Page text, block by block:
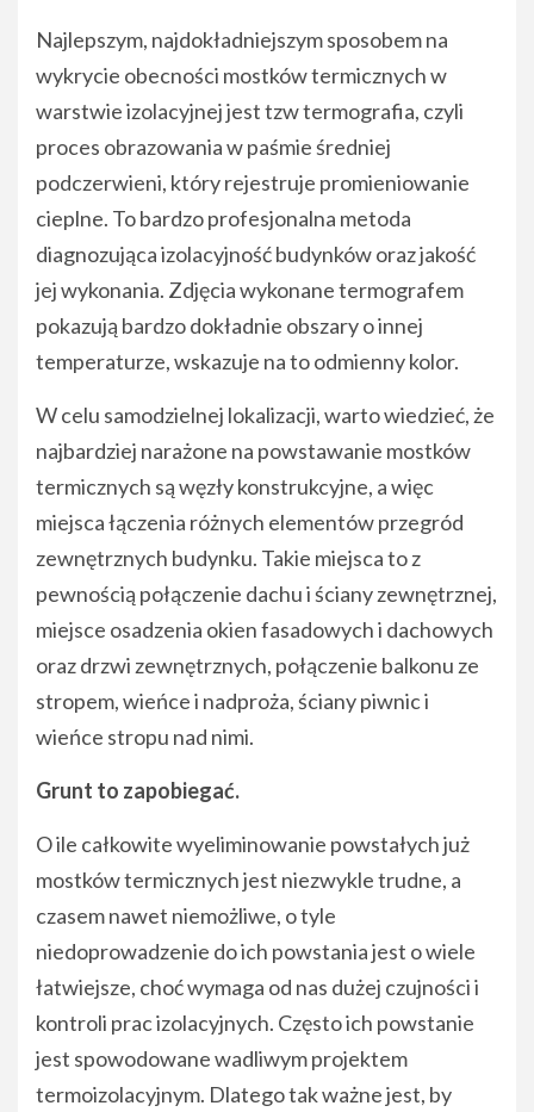
Najlepszym, najdokładniejszym sposobem na
wykrycie obecności mostków termicznych w
warstwie izolacyjnej jest tzw termografia, czyli
proces obrazowania w paśmie średniej
podczerwieni, który rejestruje promieniowanie
cieplne. To bardzo profesjonalna metoda
diagnozująca izolacyjność budynków oraz jakość
jej wykonania. Zdjęcia wykonane termografem
pokazują bardzo dokładnie obszary o innej
temperaturze, wskazuje na to odmienny kolor.
W celu samodzielnej lokalizacji, warto wiedzieć, że
najbardziej narażone na powstawanie mostków
termicznych są węzły konstrukcyjne, a więc
miejsca łączenia różnych elementów przegród
zewnętrznych budynku. Takie miejsca to z
pewnością połączenie dachu i ściany zewnętrznej,
miejsce osadzenia okien fasadowych i dachowych
oraz drzwi zewnętrznych, połączenie balkonu ze
stropem, wieńce i nadproża, ściany piwnic i
wieńce stropu nad nimi.
Grunt to zapobiegać.
O ile całkowite wyeliminowanie powstałych już
mostków termicznych jest niezwykle trudne, a
czasem nawet niemożliwe, o tyle
niedoprowadzenie do ich powstania jest o wiele
łatwiejsze, choć wymaga od nas dużej czujności i
kontroli prac izolacyjnych. Często ich powstanie
jest spowodowane wadliwym projektem
termoizolacyjnym. Dlatego tak ważne jest, by